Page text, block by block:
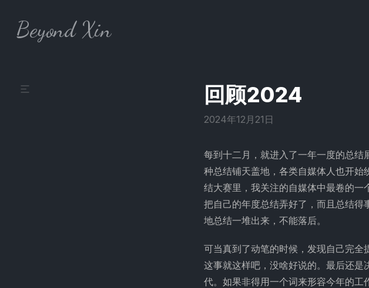
Beyond Xin
回顾2024
2024年12月21日
每到十二月，就进入了一年一度的总结
种总结铺天盖地，各类自媒体人也开
结大赛里，我关注的自媒体中最卷的一
把自己的年度总结弄好了，而且总结
地总结一堆出来，不能落后。
可当真到了动笔的时候，发现自己完
这事就这样吧，没啥好说的。最后还
代。如果非得用一个词来形容今年的工